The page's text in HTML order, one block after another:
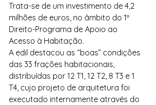
Trata-se de um investimento de 4,2
milhões de euros, no âmbito do 1º
Direito-Programa de Apoio ao
Acesso à Habitação.
A edil destacou as “boas” condições
das 33 frações habitacionais,
distribuídas por 12 T1, 12 T2, 8 T3 e 1
T4, cujo projeto de arquitetura foi
executado internamente através do